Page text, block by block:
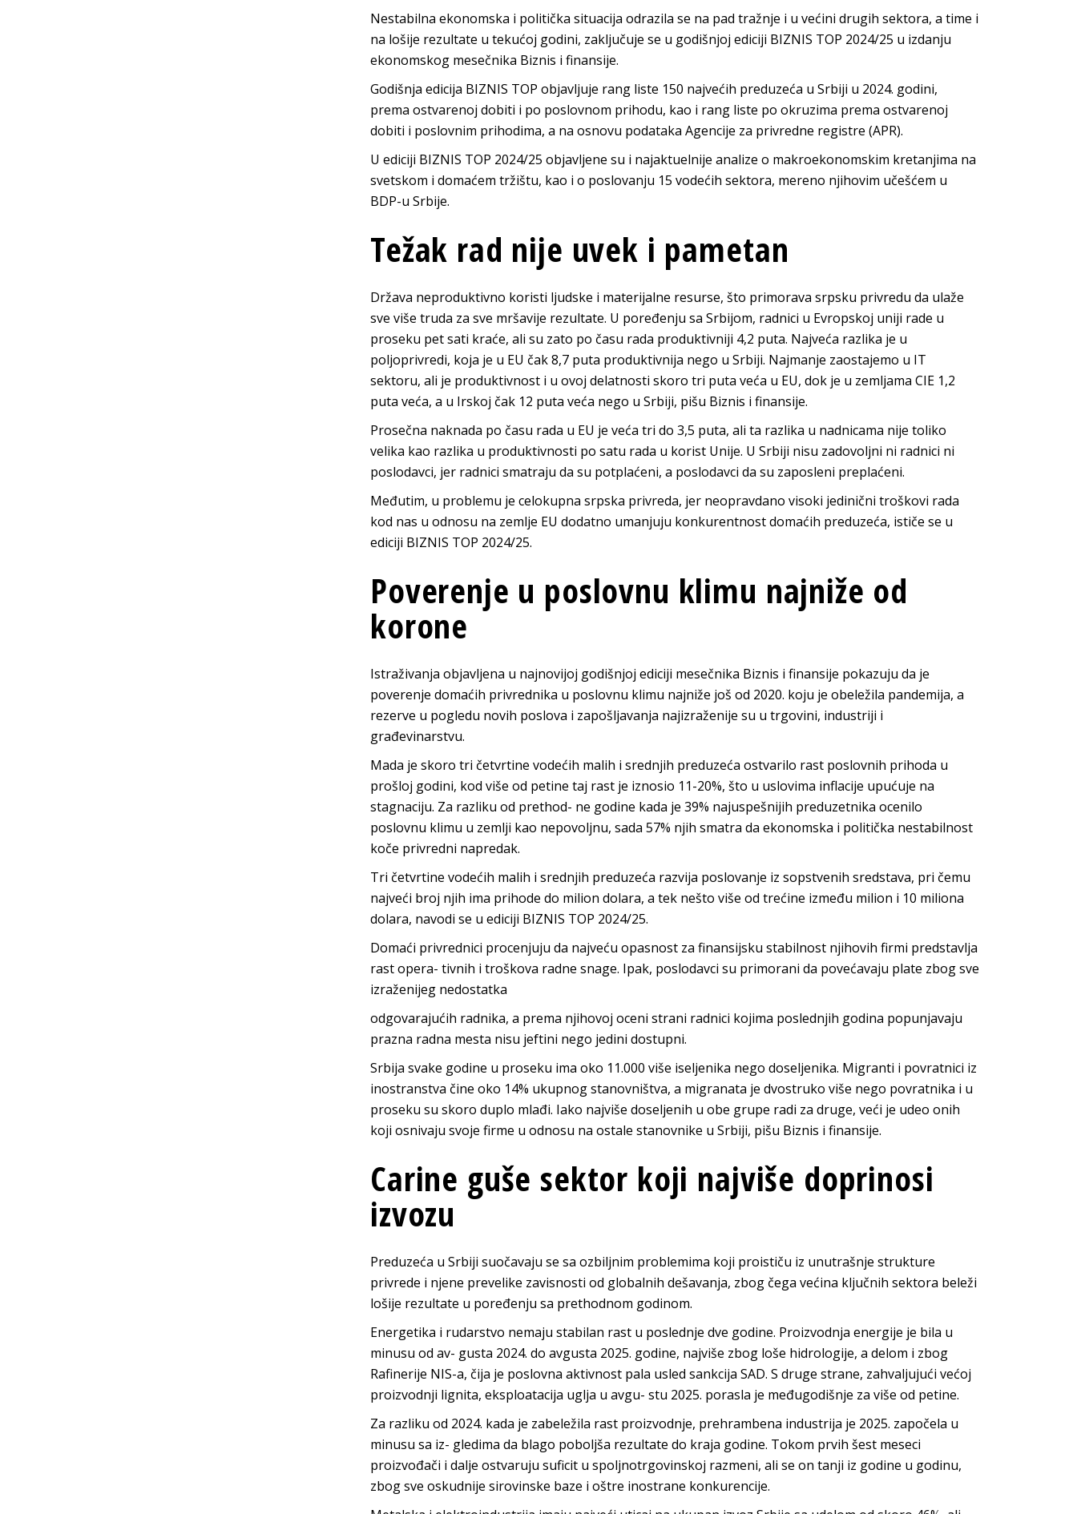
Nestabilna ekonomska i politička situacija odrazila se na pad tražnje i u većini drugih sektora, a time i
na lošije rezultate u tekućoj godini, zaključuje se u godišnjoj ediciji BIZNIS TOP 2024/25 u izdanju
ekonomskog mesečnika Biznis i finansije.
Godišnja edicija BIZNIS TOP objavljuje rang liste 150 najvećih preduzeća u Srbiji u 2024. godini,
prema ostvarenoj dobiti i po poslovnom prihodu, kao i rang liste po okruzima prema ostvarenoj
dobiti i poslovnim prihodima, a na osnovu podataka Agencije za privredne registre (APR).
U ediciji BIZNIS TOP 2024/25 objavljene su i najaktuelnije analize o makroekonomskim kretanjima na
svetskom i domaćem tržištu, kao i o poslovanju 15 vodećih sektora, mereno njihovim učešćem u
BDP-u Srbije.
Težak rad nije uvek i pametan
Država neproduktivno koristi ljudske i materijalne resurse, što primorava srpsku privredu da ulaže
sve više truda za sve mršavije rezultate. U poređenju sa Srbijom, radnici u Evropskoj uniji rade u
proseku pet sati kraće, ali su zato po času rada produktivniji 4,2 puta. Najveća razlika je u
poljoprivredi, koja je u EU čak 8,7 puta produktivnija nego u Srbiji. Najmanje zaostajemo u IT
sektoru, ali je produktivnost i u ovoj delatnosti skoro tri puta veća u EU, dok je u zemljama CIE 1,2
puta veća, a u Irskoj čak 12 puta veća nego u Srbiji, pišu Biznis i finansije.
Prosečna naknada po času rada u EU je veća tri do 3,5 puta, ali ta razlika u nadnicama nije toliko
velika kao razlika u produktivnosti po satu rada u korist Unije. U Srbiji nisu zadovoljni ni radnici ni
poslodavci, jer radnici smatraju da su potplaćeni, a poslodavci da su zaposleni preplaćeni.
Međutim, u problemu je celokupna srpska privreda, jer neopravdano visoki jedinični troškovi rada
kod nas u odnosu na zemlje EU dodatno umanjuju konkurentnost domaćih preduzeća, ističe se u
ediciji BIZNIS TOP 2024/25.
Poverenje u poslovnu klimu najniže od
korone
Istraživanja objavljena u najnovijoj godišnjoj ediciji mesečnika Biznis i finansije pokazuju da je
poverenje domaćih privrednika u poslovnu klimu najniže još od 2020. koju je obeležila pandemija, a
rezerve u pogledu novih poslova i zapošljavanja najizraženije su u trgovini, industriji i
građevinarstvu.
Mada je skoro tri četvrtine vodećih malih i srednjih preduzeća ostvarilo rast poslovnih prihoda u
prošloj godini, kod više od petine taj rast je iznosio 11-20%, što u uslovima inflacije upućuje na
stagnaciju. Za razliku od prethod- ne godine kada je 39% najuspešnijih preduzetnika ocenilo
poslovnu klimu u zemlji kao nepovoljnu, sada 57% njih smatra da ekonomska i politička nestabilnost
koče privredni napredak.
Tri četvrtine vodećih malih i srednjih preduzeća razvija poslovanje iz sopstvenih sredstava, pri čemu
najveći broj njih ima prihode do milion dolara, a tek nešto više od trećine između milion i 10 miliona
dolara, navodi se u ediciji BIZNIS TOP 2024/25.
Domaći privrednici procenjuju da najveću opasnost za finansijsku stabilnost njihovih firmi predstavlja
rast opera- tivnih i troškova radne snage. Ipak, poslodavci su primorani da povećavaju plate zbog sve
izraženijeg nedostatka
odgovarajućih radnika, a prema njihovoj oceni strani radnici kojima poslednjih godina popunjavaju
prazna radna mesta nisu jeftini nego jedini dostupni.
Srbija svake godine u proseku ima oko 11.000 više iseljenika nego doseljenika. Migranti i povratnici iz
inostranstva čine oko 14% ukupnog stanovništva, a migranata je dvostruko više nego povratnika i u
proseku su skoro duplo mlađi. Iako najviše doseljenih u obe grupe radi za druge, veći je udeo onih
koji osnivaju svoje firme u odnosu na ostale stanovnike u Srbiji, pišu Biznis i finansije.
Carine guše sektor koji najviše doprinosi
izvozu
Preduzeća u Srbiji suočavaju se sa ozbiljnim problemima koji proističu iz unutrašnje strukture
privrede i njene prevelike zavisnosti od globalnih dešavanja, zbog čega većina ključnih sektora beleži
lošije rezultate u poređenju sa prethodnom godinom.
Energetika i rudarstvo nemaju stabilan rast u poslednje dve godine. Proizvodnja energije je bila u
minusu od av- gusta 2024. do avgusta 2025. godine, najviše zbog loše hidrologije, a delom i zbog
Rafinerije NIS-a, čija je poslovna aktivnost pala usled sankcija SAD. S druge strane, zahvaljujući većoj
proizvodnji lignita, eksploatacija uglja u avgu- stu 2025. porasla je međugodišnje za više od petine.
Za razliku od 2024. kada je zabeležila rast proizvodnje, prehrambena industrija je 2025. započela u
minusu sa iz- gledima da blago poboljša rezultate do kraja godine. Tokom prvih šest meseci
proizvođači i dalje ostvaruju suficit u spoljnotrgovinskoj razmeni, ali se on tanji iz godine u godinu,
zbog sve oskudnije sirovinske baze i oštre inostrane konkurencije.